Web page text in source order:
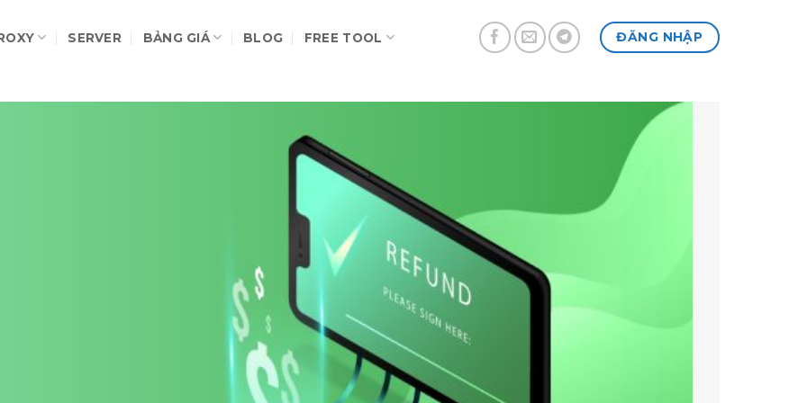
SERVER BẢNG GIÁ BLOG FREE TOOL ĐĂNG NHẬP